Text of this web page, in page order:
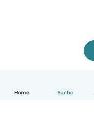
Home Suche